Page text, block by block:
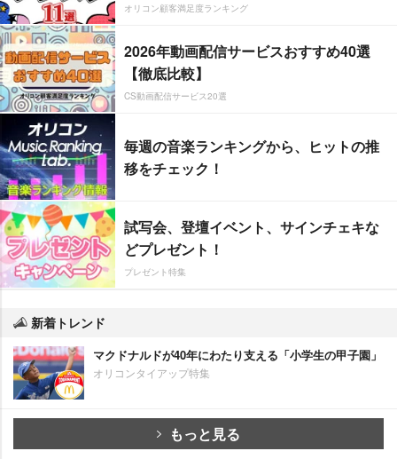
オリコン顧客満足度ランキング
2026年動画配信サービスおすすめ40選
【徹底比較】
CS動画配信サービス20選
毎週の音楽ランキングから、ヒットの推
移をチェック！
試写会、登壇イベント、サインチェキな
どプレゼント！
プレゼント特集
新着トレンド
マクドナルドが40年にわたり支える「小学生の甲子園」
オリコンタイアップ特集
もっと見る